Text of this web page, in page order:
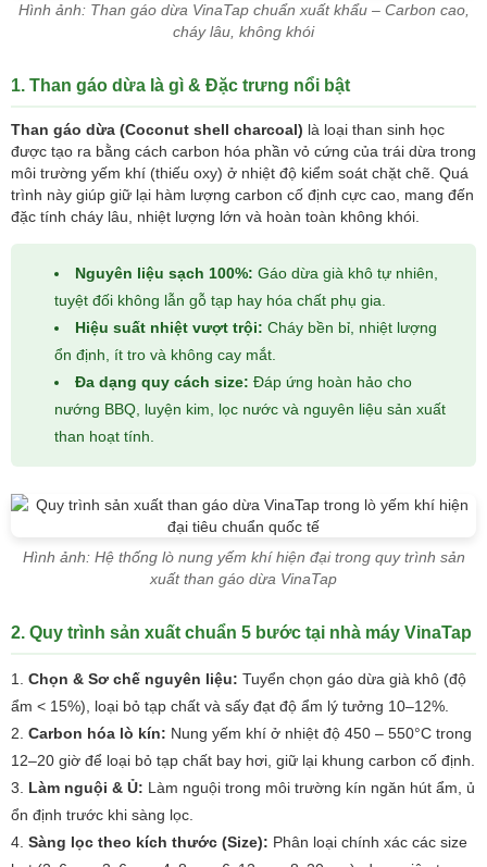
Hình ảnh: Than gáo dừa VinaTap chuẩn xuất khẩu – Carbon cao,
cháy lâu, không khói
1. Than gáo dừa là gì & Đặc trưng nổi bật
Than gáo dừa (Coconut shell charcoal) là loại than sinh học
được tạo ra bằng cách carbon hóa phần vỏ cứng của trái dừa trong
môi trường yếm khí (thiếu oxy) ở nhiệt độ kiểm soát chặt chẽ. Quá
trình này giúp giữ lại hàm lượng carbon cố định cực cao, mang đến
đặc tính cháy lâu, nhiệt lượng lớn và hoàn toàn không khói.
Nguyên liệu sạch 100%: Gáo dừa già khô tự nhiên,
tuyệt đối không lẫn gỗ tạp hay hóa chất phụ gia.
Hiệu suất nhiệt vượt trội: Cháy bền bỉ, nhiệt lượng
ổn định, ít tro và không cay mắt.
Đa dạng quy cách size: Đáp ứng hoàn hảo cho
nướng BBQ, luyện kim, lọc nước và nguyên liệu sản xuất
than hoạt tính.
Hình ảnh: Hệ thống lò nung yếm khí hiện đại trong quy trình sản
xuất than gáo dừa VinaTap
2. Quy trình sản xuất chuẩn 5 bước tại nhà máy VinaTap
Chọn & Sơ chế nguyên liệu: Tuyển chọn gáo dừa già khô (độ
ẩm < 15%), loại bỏ tạp chất và sấy đạt độ ẩm lý tưởng 10–12%.
Carbon hóa lò kín: Nung yếm khí ở nhiệt độ 450 – 550°C trong
12–20 giờ để loại bỏ tạp chất bay hơi, giữ lại khung carbon cố định.
Làm nguội & Ủ: Làm nguội trong môi trường kín ngăn hút ẩm, ủ
ổn định trước khi sàng lọc.
Sàng lọc theo kích thước (Size): Phân loại chính xác các size